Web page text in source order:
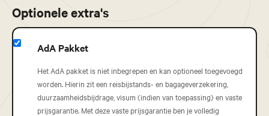
Optionele extra's
AdA Pakket
Het AdA pakket is niet inbegrepen en kan optioneel toegevoegd
worden. Hierin zit een reisbijstands- en bagageverzekering,
duurzaamheidsbijdrage, visum (indien van toepassing) en vaste
prijsgarantie. Met deze vaste prijsgarantie ben je volledig